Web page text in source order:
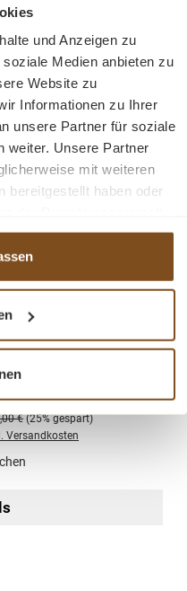
und Anzeigen zu
Medien anbieten zu
Website zu
Informationen zu Ihrer
unsere Partner für soziale
weiter. Unsere Partner
mit weiteren
bereitgestellt haben oder
- 80 cm breit
Preis:
€ (25% gespart)
Versandkosten